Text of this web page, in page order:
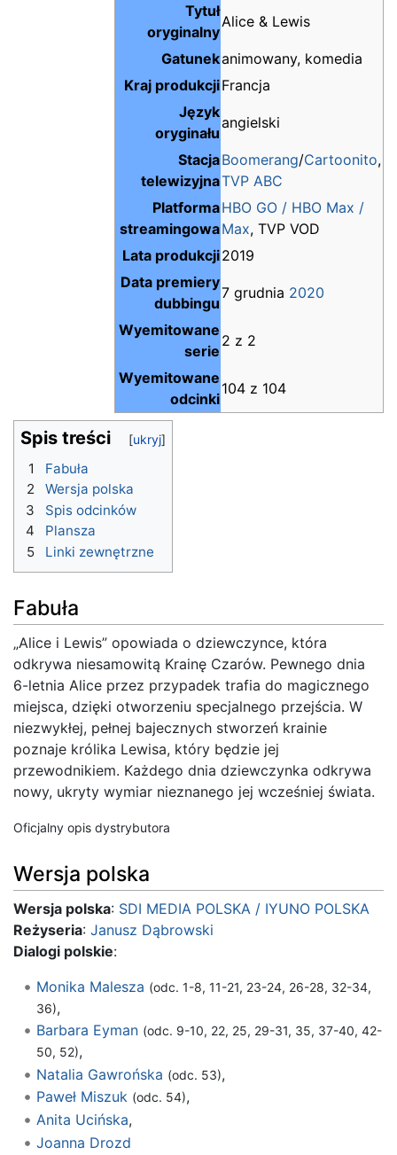
Tytuł
oryginalny
Alice & Lewis
Gatunekanimowany, komedia
Kraj produkcjiFrancja
Język
oryginału
angielski
Stacja
telewizyjna
Boomerang/Cartoonito,
TVP ABC
Platforma
streamingowa
HBO GO / HBO Max /
Max, TVP VOD
Lata produkcji2019
Data premiery
dubbingu
7 grudnia 2020
Wyemitowane
serie
2 z 2
Wyemitowane
odcinki
104 z 104
Spis treści
1
Fabuła
2
Wersja polska
3
Spis odcinków
4
Plansza
5
Linki zewnętrzne
Fabuła
„Alice i Lewis” opowiada o dziewczynce, która
odkrywa niesamowitą Krainę Czarów. Pewnego dnia
6-letnia Alice przez przypadek trafia do magicznego
miejsca, dzięki otworzeniu specjalnego przejścia. W
niezwykłej, pełnej bajecznych stworzeń krainie
poznaje królika Lewisa, który będzie jej
przewodnikiem. Każdego dnia dziewczynka odkrywa
nowy, ukryty wymiar nieznanego jej wcześniej świata.
Oficjalny opis dystrybutora
Wersja polska
Wersja polska: SDI MEDIA POLSKA / IYUNO POLSKA
Reżyseria: Janusz Dąbrowski
Dialogi polskie:
Monika Malesza (odc. 1-8, 11-21, 23-24, 26-28, 32-34,
36),
Barbara Eyman (odc. 9-10, 22, 25, 29-31, 35, 37-40, 42-
50, 52),
Natalia Gawrońska (odc. 53),
Paweł Miszuk (odc. 54),
Anita Ucińska,
Joanna Drozd